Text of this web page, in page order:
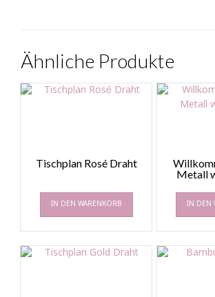
Ähnliche Produkte
Tischplan Rosé Draht
IN DEN WARENKORB
Metall
IN DEN